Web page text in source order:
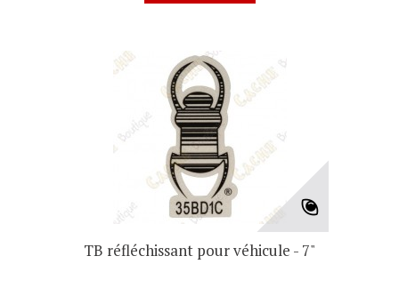
TB réfléchissant pour véhicule - 7"